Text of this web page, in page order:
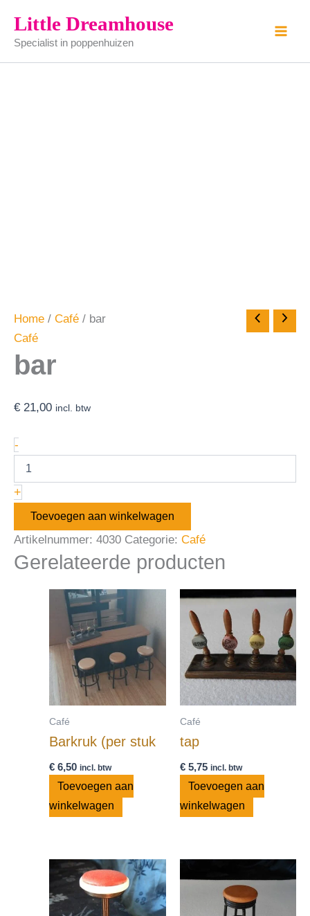
naar
inhoud
Little Dreamhouse
Specialist in poppenhuizen
Home / Café / bar
Café
bar
€ 21,00 incl. btw
-
aantal
+
Toevoegen aan winkelwagen
Artikelnummer: 4030 Categorie: Café
Gerelateerde producten
Café
Barkruk (per stuk
€ 6,50 incl. btw
Toevoegen aan
winkelwagen
Café
tap
€5,75 incl. btw
Toevoegen aan
winkelwagen